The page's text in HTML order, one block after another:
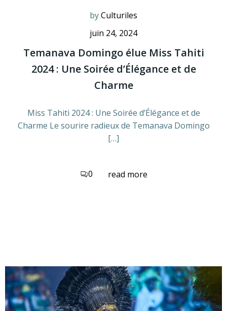
byCulturiles
juin 24, 2024
Temanava Domingo élue Miss Tahiti
2024 : Une Soirée d’Élégance et de
Charme
Miss Tahiti 2024 : Une Soirée d’Élégance et de
Charme Le sourire radieux de Temanava Domingo
[…]
0 read more